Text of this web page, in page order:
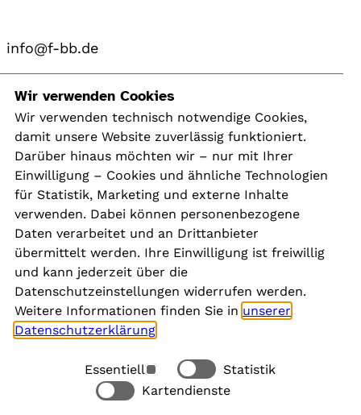
info@f-bb.de
Navigation
Kontakt
Presse
Aktuelles
Karriere
Newsletter
Social Media
Rechtliches
Wir verwenden Cookies
Wir verwenden technisch notwendige Cookies,
damit unsere Website zuverlässig funktioniert.
Darüber hinaus möchten wir – nur mit Ihrer
Einwilligung – Cookies und ähnliche Technologien
für Statistik, Marketing und externe Inhalte
verwenden. Dabei können personenbezogene
Daten verarbeitet und an Drittanbieter
übermittelt werden. Ihre Einwilligung ist freiwillig
und kann jederzeit über die
Datenschutzeinstellungen widerrufen werden.
Weitere Informationen finden Sie in unserer
Datenschutzerklärung
Essentiell
Statistik
Kartendienste